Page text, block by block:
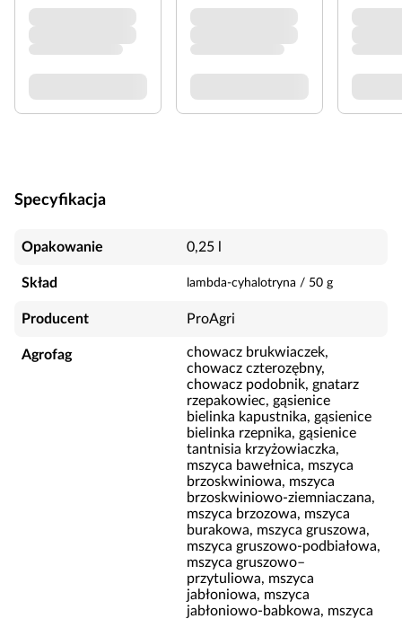
Specyfikacja
Opakowanie 0,25 l
Skład lambda-cyhalotryna / 50 g
Producent ProAgri
Agrofag
chowacz brukwiaczek,
chowacz czterozębny,
chowacz podobnik, gnatarz
rzepakowiec, gąsienice
bielinka kapustnika, gąsienice
bielinka rzepnika, gąsienice
tantnisia krzyżowiaczka,
mszyca bawełnica, mszyca
brzoskwiniowa, mszyca
brzoskwiniowo-ziemniaczana,
mszyca brzozowa, mszyca
burakowa, mszyca gruszowa,
mszyca gruszowo-podbiałowa,
mszyca gruszowo–
przytuliowa, mszyca
jabłoniowa, mszyca
jabłoniowo-babkowa, mszyca